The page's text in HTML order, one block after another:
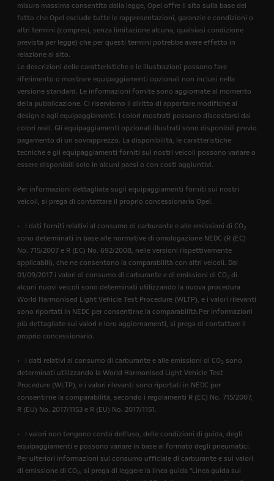
misura massima consentita dalla legge, Opel offre il sito sulla base del
fatto che Opel esclude tutte le rappresentazioni, garanzie e condizioni o
altri termini (compresi, senza limitazione alcuna, qualsiasi condizione
prevista per legge) che per questi termini potrebbe avere effetto in
relazione al sito.
Le descrizioni delle caratteristiche e le illustrazioni possono fare
riferimento o mostrare equipaggiamenti opzionali non inclusi nella
versione standard. Le informazioni fornite sono aggiornate al momento
della pubblicazione. Ci riserviamo il diritto di apportare modifiche al
design e agli equipaggiamenti. I colori mostrati possono discostarsi dai
colori reali. Gli equipaggiamenti opzionali illustrati sono disponibili previo
pagamento di un sovrapprezzo. La disponibilità, le caratteristiche
tecniche e gli equipaggiamenti forniti sui nostri veicoli possono variare o
essere disponibili solo in alcuni paesi o con costi aggiuntivi.
Per informazioni dettagliate sugli equipaggiamenti forniti sui nostri
veicoli, si prega di contattare il proprio concessionario Opel.
• I dati forniti relativi al consumo di carburante e alle emissioni di CO2
sono determinati in base alle normative di omologazione NEDC (R (EC)
No. 715/2007 e R (EC) No. 692/2008, nelle versioni rispettivamente
applicabili), che ne consentono la comparabilità con altri veicoli. Dal
01/09/2017 i valori di consumo di carburante e di emissioni di CO2 di
alcuni nuovi veicoli sono determinati utilizzando la nuova procedura
World Harmonised Light Vehicle Test Procedure (WLTP), e i valori rilevanti
sono riportati in NEDC per consentirne la comparabilità.Per informazioni
più dettagliate sui valori e loro aggiornamenti, si prega di contattare il
proprio concessionario.
• I dati relativi al consumo di carburante e alle emissioni di CO2 sono
determinati utilizzando la World Harmonised Light Vehicle Test
Procedure (WLTP), e i valori rilevanti sono riportati in NEDC per
consentirne la comparabilità, secondo i regolamenti R (EC) No. 715/2007,
R (EU) No. 2017/1153 e R (EU) No. 2017/1151.
• I valori non tengono conto dell'uso, delle condizioni di guida, degli
equipaggiamenti e possono variare in base al formato degli pneumatici.
Per ulteriori informazioni sul consumo ufficiale di carburante e sui valori
di emissione di CO2, si prega di leggere la linea guida "Linea guida sul